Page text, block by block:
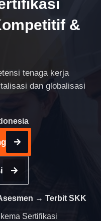
&
tenaga kerja
dan globalisasi
→ Terbit SKK
Sertifikasi